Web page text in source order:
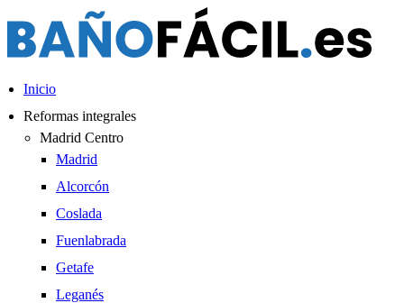
contenido
Inicio
Reformas integrales
Madrid Centro
Madrid
Alcorcón
Coslada
Fuenlabrada
Getafe
Leganés